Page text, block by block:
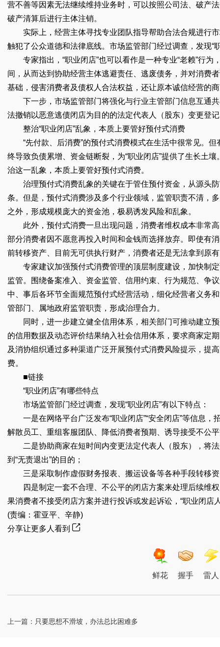
营不善等因素无法继续维持业务时，可以按照公司法、破产
破产清算后进行主体注销。
实际上，经营主体寻找专业团队指导帮助合法合规进行市
触犯了公众道德和法律底线。市场监管部门经过调查，发现“
专家指出，“职业闭店”也可以看作是一种专业“老赖”行为
间，从而达到协助经营主体逃避责任、逃废债务，并对消费
基础，侵害消费者及债权人合法权益，还让原本诚信经营的
下一步，市场监管部门将强化与行业主管部门信息互通共
法撤销以恶意逃债闭店为目的的法定代表人（股东）变更登
整治“职业闭店”乱象，本质上要管好预付式消费
“先付款、后消费”的预付式消费模式在生活中很常见。但
终导致负债累增、资金链断裂，为“职业闭店”提供了生长土
治这一乱象，本质上要管好预付式消费。
治理预付式消费乱象的关键在于管住预付资金，从源头防
条。但是，预付式消费涉及多个行业领域，监管职责不清，
之外，形成规模庞大的资金池，极易诱发风险和乱象。
此外，预付式消费一旦出现问题，消费者维权成本非常高
部分消费者因不愿意再投入时间和金钱而选择放弃。即使有
前转移资产、目前无可供执行财产，消费者还是无法拿到原
专家建议加强预付式消费管理的顶层制度建设，加快制定
监管。围绕备案准入、资金监管、信用约束、行为规范、争
中、事后各环节全面规范预付式经营活动，细化经营者义务
管部门、属地政府监管职责，形成治理合力。
同时，进一步建立健全信用体系，相关部门可推动建立预
的信用数据及动态评价结果纳入社会信用体系，要求商家定
及消协组织通过多种渠道广泛开展预付式消费风险提示，提
费。
■链接
“职业闭店”有哪些特点
市场监管部门经过调查，发现“职业闭店”有以下特点：
一是在网络平台广泛发布“职业闭店”“安全闭店”等信息，
解散员工、重组客服团队、降低消费者预期、诱导接受不公
二是协助商家在短时间内变更法定代表人（股东），将法
到“无责退出”的目的；
三是采取制作虚假财务报表、搬运设备等各种手段转移资
四是制定一套不合理、不公平的闭店方案来处理后续维权
果消费者不接受闭店方案并进行投诉或发起诉讼，“职业闭店
(责编：霍亚平、辛静)
分享让更多人看到
鲜花 握手 雷人
上一篇： 只要思想不滑坡，办法总比困难多